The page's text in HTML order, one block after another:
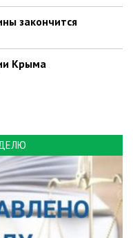
закончится
Крыма